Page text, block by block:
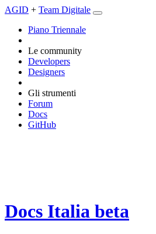
AGID + Team Digitale
Piano Triennale
Le community
Developers
Designers
Gli strumenti
Forum
Docs
GitHub
Docs Italia beta